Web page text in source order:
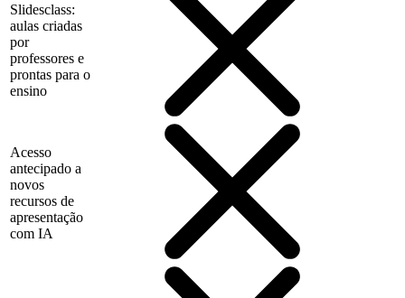
Slidesclass:
aulas criadas
por
professores e
prontas para o
ensino
Acesso
antecipado a
novos
recursos de
apresentação
com IA